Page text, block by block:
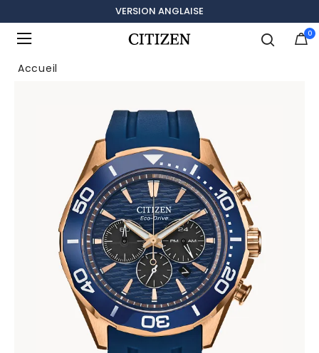
VERSION ANGLAISE
0
Accueil